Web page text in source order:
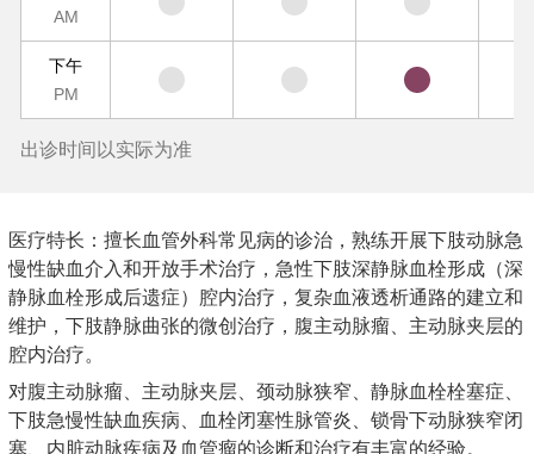
AM
下午
PM
出诊时间以实际为准
医疗特长：擅长血管外科常见病的诊治，熟练开展下肢动脉急
慢性缺血介入和开放手术治疗，急性下肢深静脉血栓形成（深
静脉血栓形成后遗症）腔内治疗，复杂血液透析通路的建立和
维护，下肢静脉曲张的微创治疗，腹主动脉瘤、主动脉夹层的
腔内治疗。
对腹主动脉瘤、主动脉夹层、颈动脉狭窄、静脉血栓栓塞症、
下肢急慢性缺血疾病、血栓闭塞性脉管炎、锁骨下动脉狭窄闭
塞、内脏动脉疾病及血管瘤的诊断和治疗有丰富的经验。